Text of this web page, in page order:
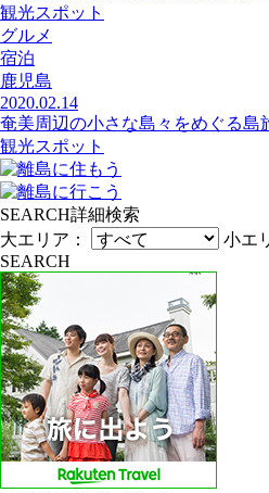
観光スポット
グルメ
宿泊
鹿児島
2020.02.14
奄美周辺の小さな島々をめぐる島
観光スポット
SEARCH詳細検索
大エリア：
小エ
SEARCH